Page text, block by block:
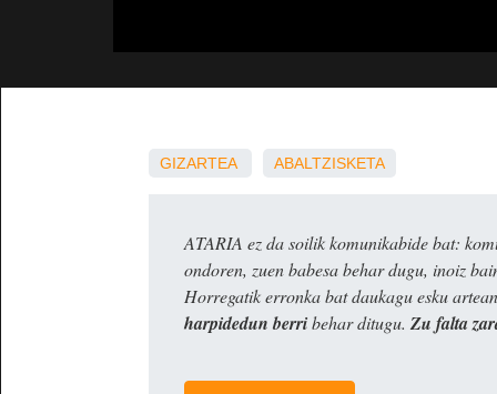
GIZARTEA ABALTZISKETA
ATARIA ez da soilik komunikabide bat:
ondoren, zuen babesa behar dugu, inoiz
Horregatik erronka bat daukagu esku
harpidedun berribehar ditugu. Zu falta